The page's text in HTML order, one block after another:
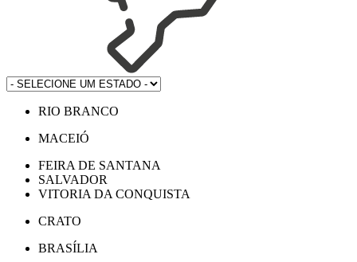
RIO BRANCO
MACEIÓ
FEIRA DE SANTANA
SALVADOR
VITORIA DA CONQUISTA
CRATO
BRASÍLIA